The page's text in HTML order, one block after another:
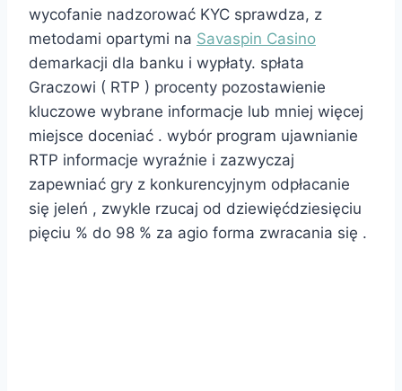
wycofanie nadzorować KYC sprawdza, z
metodami opartymi na Savaspin Casino
demarkacji dla banku i wypłaty. spłata
Graczowi ( RTP ) procenty pozostawienie
kluczowe wybrane informacje lub mniej więcej
miejsce doceniać . wybór program ujawnianie
RTP informacje wyraźnie i zazwyczaj
zapewniać gry z konkurencyjnym odpłacanie
się jeleń , zwykle rzucaj od dziewięćdziesięciu
pięciu % do 98 % za agio forma zwracania się .